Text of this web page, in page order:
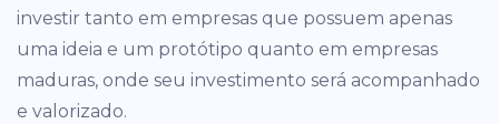
investir tanto em empresas que possuem apenas
uma ideia e um protótipo quanto em empresas
maduras, onde seu investimento será acompanhado
e valorizado.